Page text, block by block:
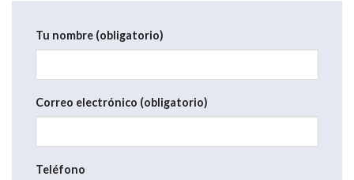
Tu nombre (obligatorio)
Correo electrónico (obligatorio)
Teléfono